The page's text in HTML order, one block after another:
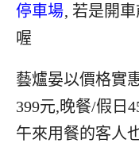
停車場, 若是開
喔
藝爐晏以價格實
399元,晚餐/假日
午來用餐的客人